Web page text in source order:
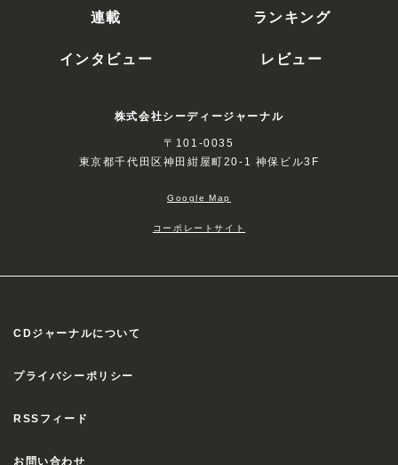
連載
ランキング
インタビュー
レビュー
株式会社シーディージャーナル
〒101-0035
東京都千代田区神田紺屋町20-1 神保ビル3F
Google Map
コーポレートサイト
CDジャーナルについて
プライバシーポリシー
RSSフィード
お問い合わせ